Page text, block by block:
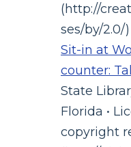
(http://
ses/by/2.0/)
Sit-in at
counter:
State
Florida •
copyright